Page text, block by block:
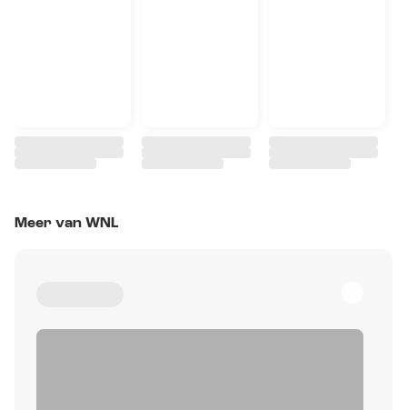
Meer van WNL